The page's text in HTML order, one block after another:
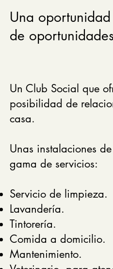
Una
de oportunidades
Un Club Social que
posibilidad de
casa.
Unas instalaciones
gama de servicios:
Servicio de limpieza.
Lavandería.
Tintorería.
Comida a domicilio.
Mantenimiento.